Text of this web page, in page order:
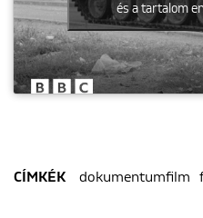
és a tartalom
CÍMKÉK dokumentumfilm